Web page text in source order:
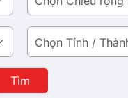
rộng
mặt
tiền
Tỉnh
/
Thành
phố
Tìm